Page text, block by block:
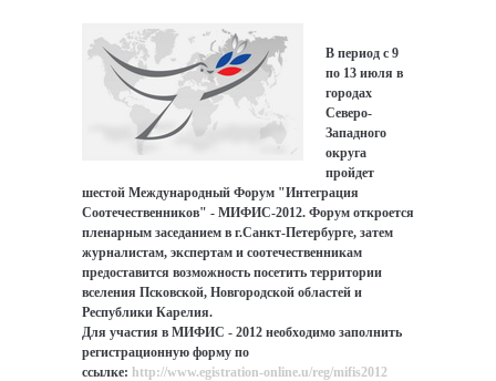
В период с 9
по 13 июля в
городах
Северо-
Западного
округа
пройдет
шестой Международный Форум "Интеграция
Соотечественников" - МИФИС-2012. Форум откроется
пленарным заседанием в г.Санкт-Петербурге, затем
журналистам, экспертам и соотечественникам
предоставится возможность посетить территории
вселения Псковской, Новгородской областей и
Республики Карелия.
Для участия в МИФИС - 2012 необходимо заполнить
регистрационную форму по
ссылке: http://www.egistration-online.u/reg/mifis2012